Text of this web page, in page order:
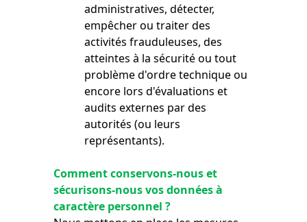
administratives, détecter,
empêcher ou traiter des
activités frauduleuses, des
atteintes à la sécurité ou tout
problème d'ordre technique ou
encore lors d'évaluations et
audits externes par des
autorités (ou leurs
représentants).
Comment conservons-nous et
sécurisons-nous vos données à
caractère personnel ?